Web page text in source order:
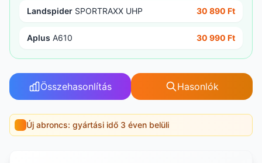
Landspider SPORTRAXX UHP 30 890 Ft
Aplus A610 30 990 Ft
Összehasonlítás Hasonlók
Új abroncs: gyártási idő 3 éven belüli